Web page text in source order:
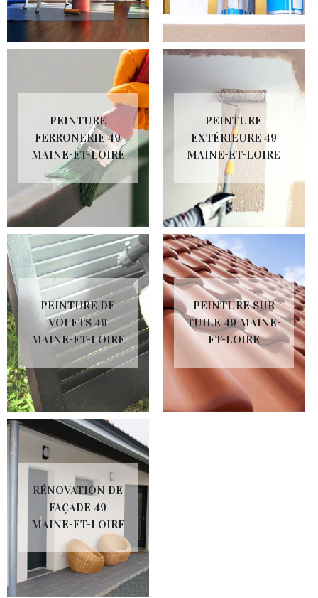
PEINTURE
FERRONERIE 49
MAINE-ET-LOIRE
PEINTURE
EXTÉRIEURE 49
MAINE-ET-LOIRE
PEINTURE DE
VOLETS 49
MAINE-ET-LOIRE
PEINTURE SUR
TUILE 49 MAINE-
ET-LOIRE
RÉNOVATION DE
FAÇADE 49
MAINE-ET-LOIRE